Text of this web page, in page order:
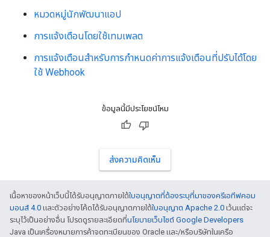
หมวดหมู่นักพัฒนาแอป
การแจ้งเตือนโดยใช้เทมเพลต
การแจ้งเตือนสำหรับการกำหนดค่าการแจ้งเตือนที่ปรับได้โดย
ใช้ Webhook
ข้อมูลนี้มีประโยชน์ไหม
ส่งความคิดเห็น
เนื้อหาของหน้าเว็บนี้ได้รับอนุญาตภายใต้ใบอนุญาตที่ต้องระบุที่มาของครีเอทีฟคอม
มอนส์ 4.0 และตัวอย่างโค้ดได้รับอนุญาตภายใต้ใบอนุญาต Apache 2.0 เว้นแต่จะ
ระบุไว้เป็นอย่างอื่น โปรดดูรายละเอียดที่นโยบายเว็บไซต์ Google Developers
Java เป็นเครื่องหมายการค้าจดทะเบียนของ Oracle และ/หรือบริษัทในเครือ